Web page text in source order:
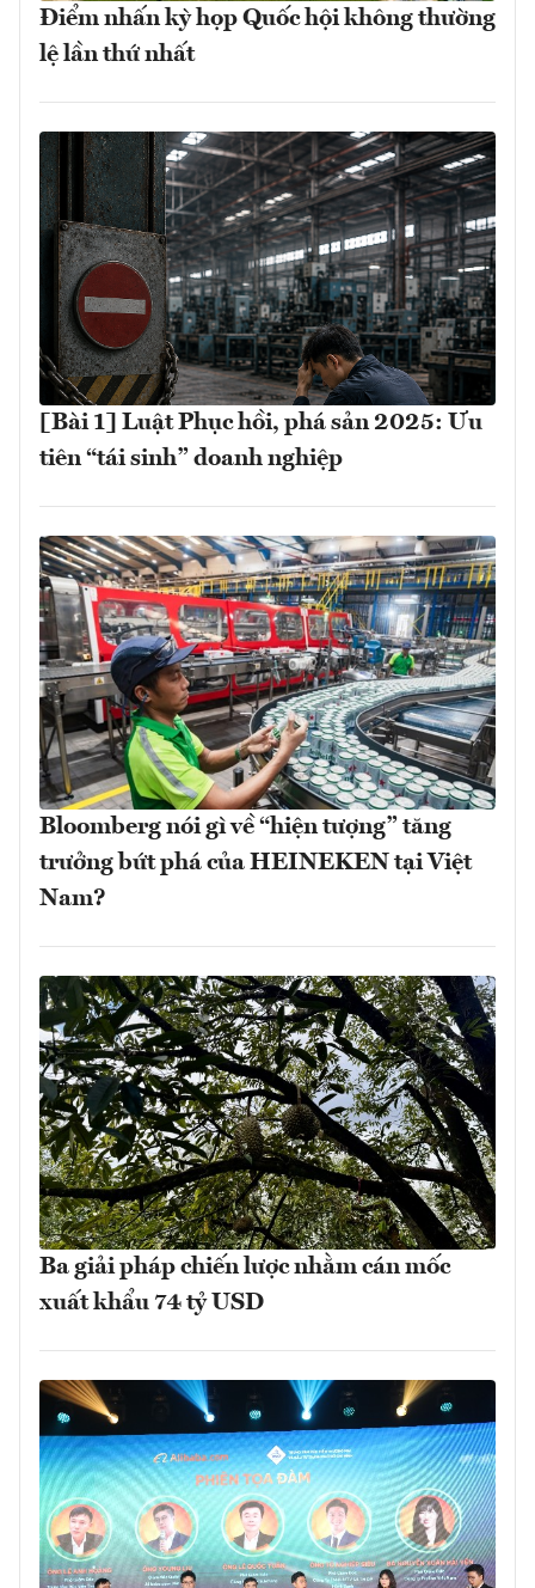
Điểm nhấn kỳ họp Quốc hội không thường
lệ lần thứ nhất
[Bài 1] Luật Phục hồi, phá sản 2025: Ưu
tiên “tái sinh” doanh nghiệp
Bloomberg nói gì về “hiện tượng” tăng
trưởng bứt phá của HEINEKEN tại Việt
Nam?
Ba giải pháp chiến lược nhằm cán mốc
xuất khẩu 74 tỷ USD